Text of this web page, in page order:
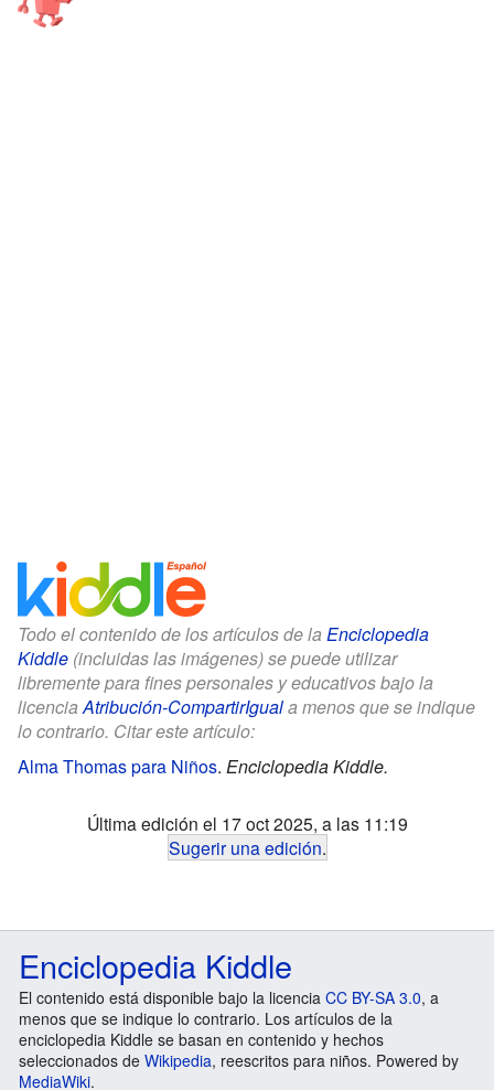
Todo el contenido de los artículos de la Enciclopedia
Kiddle (incluidas las imágenes) se puede utilizar
libremente para fines personales y educativos bajo la
licenciaAtribución-CompartirIguala menos que se indique
lo contrario. Citar este artículo:
Alma Thomas para Niños. Enciclopedia Kiddle.
Última edición el 17 oct 2025, a las 11:19
Sugerir una edición.
Enciclopedia Kiddle
El contenido está disponible bajo la licencia CC BY-SA 3.0, a
menos que se indique lo contrario. Los artículos de la
enciclopedia Kiddle se basan en contenido y hechos
seleccionados de Wikipedia, reescritos para niños. Powered by
MediaWiki.